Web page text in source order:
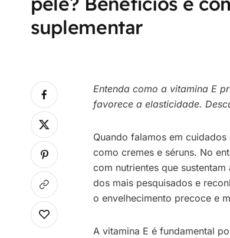
suplementar
Entenda como a vitamina E
favorece a elasticidade.
Quando falamos em
como cremes e séruns. No
com nutrientes que
dos mais pesquisados e
o envelhecimento precoce e
A vitamina E é fundamental